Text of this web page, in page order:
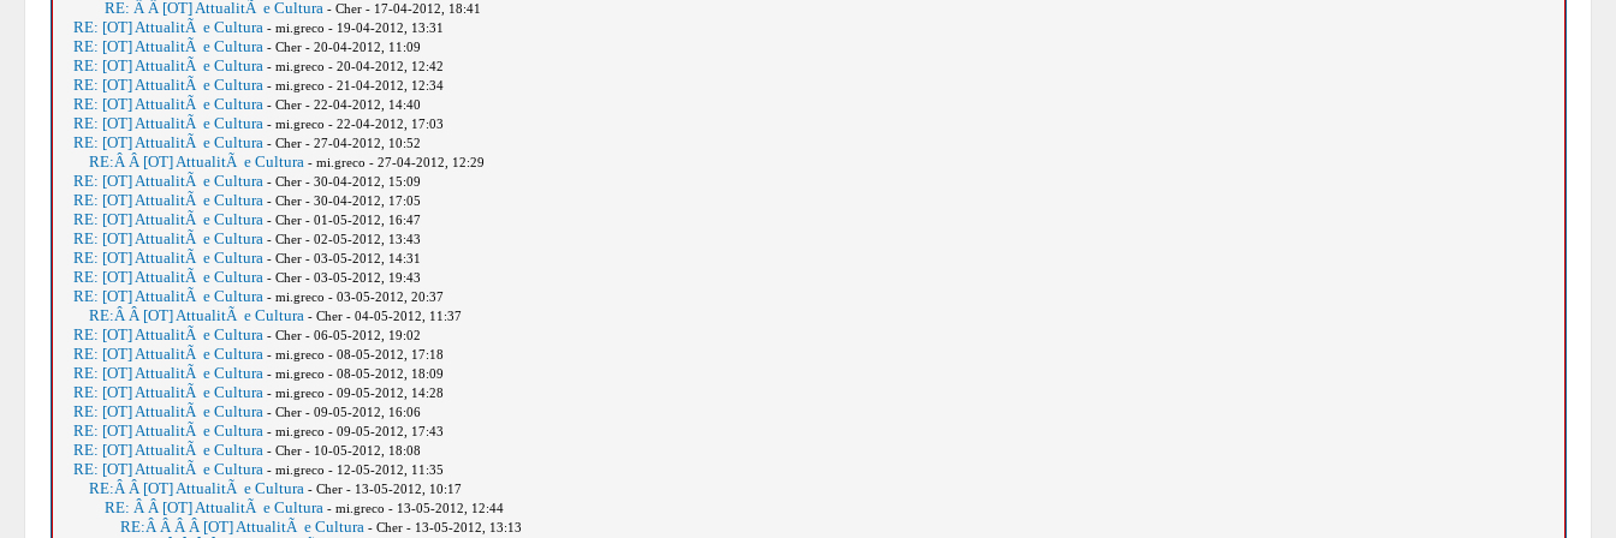
RE: Â Â [OT] AttualitÃ e Cultura - Cher - 17-04-2012, 18:41
RE: [OT] AttualitÃ e Cultura - mi.greco - 19-04-2012, 13:31
RE: [OT] AttualitÃ e Cultura - Cher - 20-04-2012, 11:09
RE: [OT] AttualitÃ e Cultura - mi.greco - 20-04-2012, 12:42
RE: [OT] AttualitÃ e Cultura - mi.greco - 21-04-2012, 12:34
RE: [OT] AttualitÃ e Cultura - Cher - 22-04-2012, 14:40
RE: [OT] AttualitÃ e Cultura - mi.greco - 22-04-2012, 17:03
RE: [OT] AttualitÃ e Cultura - Cher - 27-04-2012, 10:52
RE:Â Â [OT] AttualitÃ e Cultura - mi.greco - 27-04-2012, 12:29
RE: [OT] AttualitÃ e Cultura - Cher - 30-04-2012, 15:09
RE: [OT] AttualitÃ e Cultura - Cher - 30-04-2012, 17:05
RE: [OT] AttualitÃ e Cultura - Cher - 01-05-2012, 16:47
RE: [OT] AttualitÃ e Cultura - Cher - 02-05-2012, 13:43
RE: [OT] AttualitÃ e Cultura - Cher - 03-05-2012, 14:31
RE: [OT] AttualitÃ e Cultura - Cher - 03-05-2012, 19:43
RE: [OT] AttualitÃ e Cultura - mi.greco - 03-05-2012, 20:37
RE:Â Â [OT] AttualitÃ e Cultura - Cher - 04-05-2012, 11:37
RE: [OT] AttualitÃ e Cultura - Cher - 06-05-2012, 19:02
RE: [OT] AttualitÃ e Cultura - mi.greco - 08-05-2012, 17:18
RE: [OT] AttualitÃ e Cultura - mi.greco - 08-05-2012, 18:09
RE: [OT] AttualitÃ e Cultura - mi.greco - 09-05-2012, 14:28
RE: [OT] AttualitÃ e Cultura - Cher - 09-05-2012, 16:06
RE: [OT] AttualitÃ e Cultura - mi.greco - 09-05-2012, 17:43
RE: [OT] AttualitÃ e Cultura - Cher - 10-05-2012, 18:08
RE: [OT] AttualitÃ e Cultura - mi.greco - 12-05-2012, 11:35
RE:Â Â [OT] AttualitÃ e Cultura - Cher - 13-05-2012, 10:17
RE: Â Â [OT] AttualitÃ e Cultura - mi.greco - 13-05-2012, 12:44
RE:Â Â Â Â [OT] AttualitÃ e Cultura - Cher - 13-05-2012, 13:13